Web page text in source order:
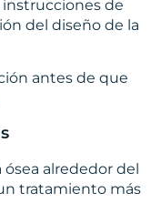
de
del diseño de la
antes de que
alrededor del
tratamiento más